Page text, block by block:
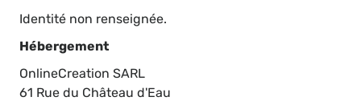
Identité non renseignée.
Hébergement
OnlineCreation SARL
61 Rue du Château d'Eau